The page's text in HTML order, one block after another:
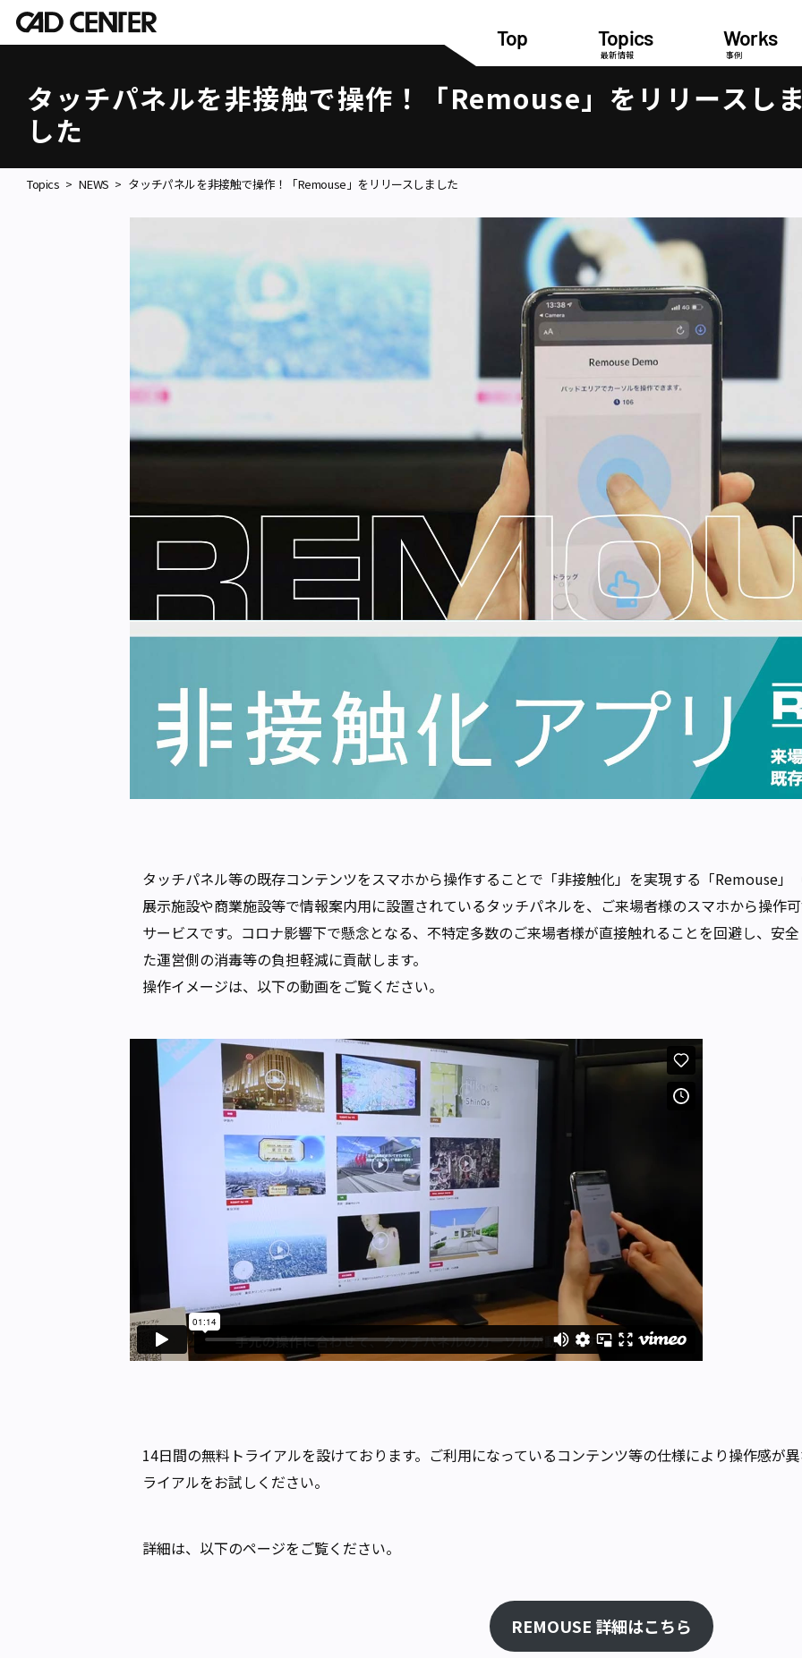
Top Topics
最新情報
Works
事例
タッチパネルを非接触で操作！「Remouse」をリリースしま
した
Topics NEWS タッチパネルを非接触で操作！「Remouse」をリリースしました
タッチパネル等の既存コンテンツをスマホから操作することで「非接触化」を実現する「Remouse」
展示施設や商業施設等で情報案内用に設置されているタッチパネルを、ご来場者様のスマホから操作
サービスです。コロナ影響下で懸念となる、不特定多数のご来場者様が直接触れることを回避し、安
た運営側の消毒等の負担軽減に貢献します。
操作イメージは、以下の動画をご覧ください。
14日間の無料トライアルを設けております。ご利用になっているコンテンツ等の仕様により操作感が
ライアルをお試しください。
詳細は、以下のページをご覧ください。
REMOUSE 詳細はこちら